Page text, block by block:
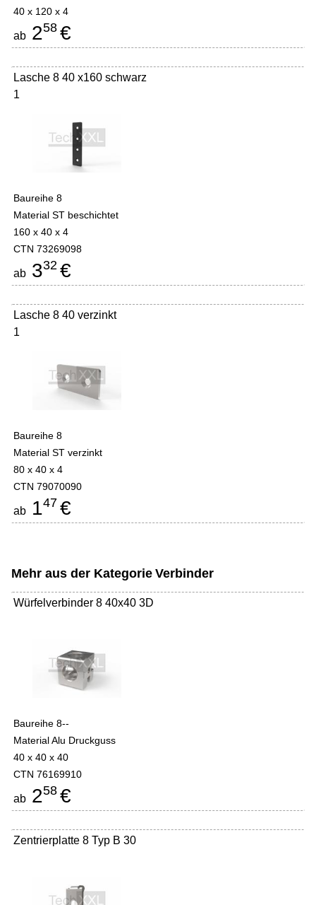
40 x 120 x 4
ab 258 €
Lasche 8 40 x160 schwarz
1
Baureihe 8
Material ST beschichtet
160 x 40 x 4
CTN 73269098
ab 332 €
Lasche 8 40 verzinkt
1
Baureihe 8
Material ST verzinkt
80 x 40 x 4
CTN 79070090
ab 147 €
Mehr aus der Kategorie Verbinder
Würfelverbinder 8 40x40 3D
Baureihe 8--
Material Alu Druckguss
40 x 40 x 40
CTN 76169910
ab 258 €
Zentrierplatte 8 Typ B 30